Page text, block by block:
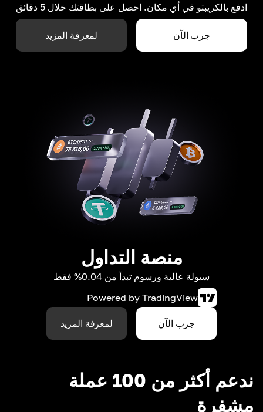
ادفع بالكريبتو في أي مكان. احصل على بطاقتك خلال 5 دقائق
جرب الآن لمعرفة المزيد
منصة التداول
سيولة عالية ورسوم تبدأ من 0.04% فقط
Powered by TradingView
جرب الآن لمعرفة المزيد
ندعم أكثر من 100 عملة
مشفرة